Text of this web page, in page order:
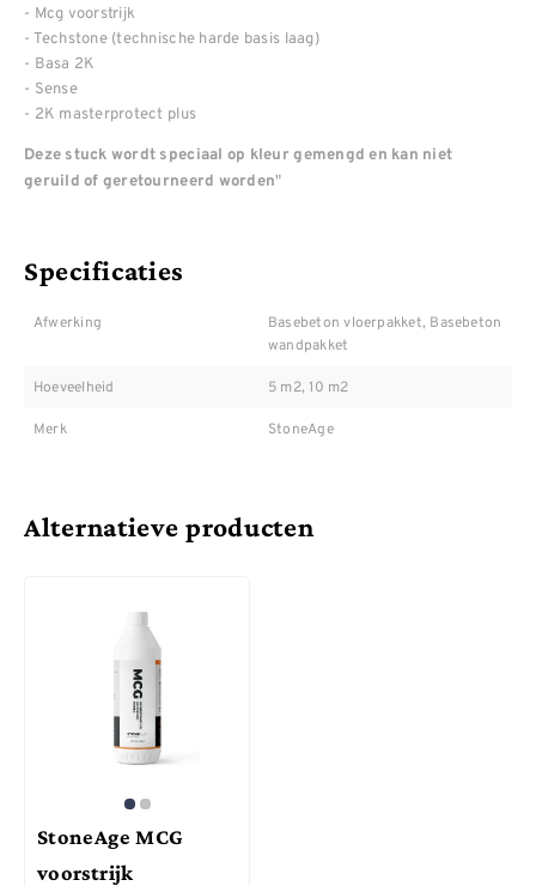
- Mcg voorstrijk
- Techstone (technische harde basis laag)
- Basa 2K
- Sense
- 2K masterprotect plus
Deze stuck wordt speciaal op kleur gemengd en kan niet
geruild of geretourneerd worden"
Specificaties
Afwerking
Basebeton vloerpakket, Basebeton
wandpakket
Hoeveelheid 5 m2, 10 m2
Merk StoneAge
Alternatieve producten
StoneAge MCG
voorstrijk